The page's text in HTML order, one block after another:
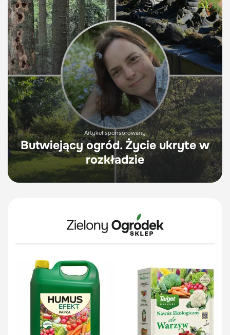
Artykuł sponsorowany
Butwiejący ogród. Życie ukryte w
rozkładzie